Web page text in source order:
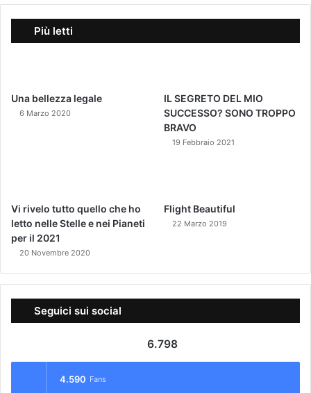
Più letti
Una bellezza legale
6 Marzo 2020
IL SEGRETO DEL MIO
SUCCESSO? SONO TROPPO
BRAVO
19 Febbraio 2021
Vi rivelo tutto quello che ho
letto nelle Stelle e nei Pianeti
per il 2021
20 Novembre 2020
Flight Beautiful
22 Marzo 2019
Seguici sui social
6.798
4.590 Fans